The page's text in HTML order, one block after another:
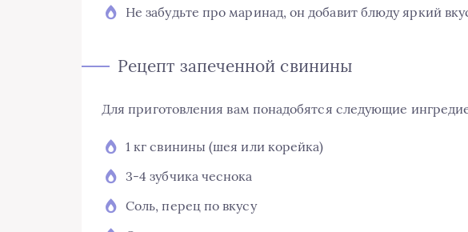
Не забудьте про маринад, он добавит блюду яркий
Рецепт запеченной свинины
Для приготовления вам понадобятся следующие
1 кг свинины (шея или корейка)
3-4 зубчика чеснока
Соль, перец по вкусу